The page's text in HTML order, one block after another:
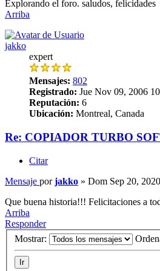
Explorando el foro. saludos, felicidades
Arriba
jakko
expert
Mensajes: 802
Registrado: Jue Nov 09, 2006
Reputación: 6
Ubicación: Montreal, Canada
Re: COPIADOR TURBO
Citar
Mensaje porjakko » Dom Sep 20,
Que buena historia!!! Felicitaciones a
Arriba
Responder
Mostrar: